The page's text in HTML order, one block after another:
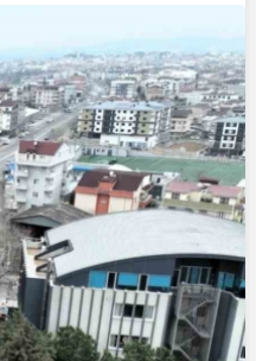
Suikast
Bulunan
Firarisi B.K.